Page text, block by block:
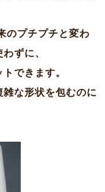
のプチプチと変わ
ずに、
できます。
雑な形状を包むのに